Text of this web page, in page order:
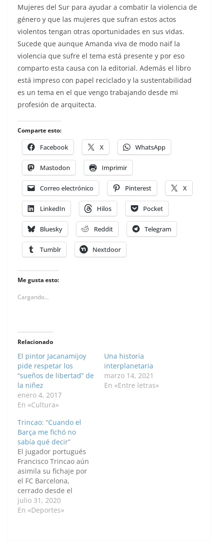
Mujeres del Sur para ayudar a combatir la violencia de
género y que las mujeres que sufran estos actos
violentos tengan otras oportunidades en sus vidas.
Sucede que aunque Amanda viva de modo naif la
violencia que sufre el tema está presente y por eso
comparto esta causa con la editorial. Además el libro
está impreso con papel reciclado y la sustentabilidad
es un tema en el que vengo trabajando desde mi
profesión de arquitecta.
Comparte esto:
Facebook X WhatsApp
Mastodon Imprimir
Correo electrónico Pinterest X
LinkedIn Hilos Pocket
Bluesky Reddit Telegram
Tumblr Nextdoor
Me gusta esto:
Cargando...
Relacionado
El pintor Jacanamijoy
pide respetar los
“sueños de libertad” de
la niñez
enero 4, 2017
En «Cultura»
Una historia
interplanetaria
marzo 14, 2021
En «Entre letras»
Trincao: “Cuando el
Barça me fichó no
sabía qué decir”
El jugador portugués
Francisco Trincao aún
asimila su fichaje por
el FC Barcelona,
cerrado desde el
pasado mes de enero y
de cara a la próxima
julio 31, 2020
En «Deportes»